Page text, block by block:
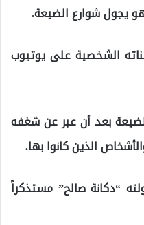
يجول شوارع الضيعة.
الشخصية على يوتيوب
بعد أن عبر عن شغفه
الذين كانوا بها.
“دكانة صالح” مستذكراً